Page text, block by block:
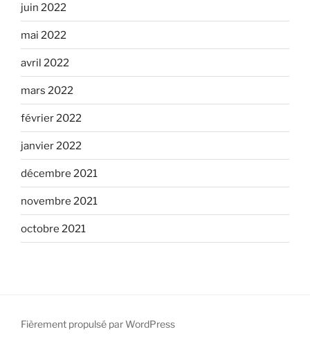
juin 2022
mai 2022
avril 2022
mars 2022
février 2022
janvier 2022
décembre 2021
novembre 2021
octobre 2021
Fièrement propulsé par WordPress